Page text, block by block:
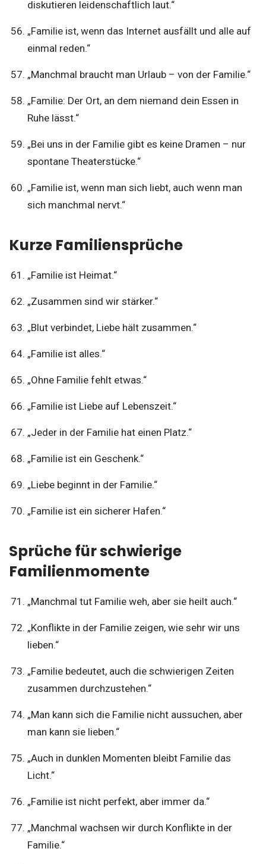
diskutieren leidenschaftlich laut.“
„Familie ist, wenn das Internet ausfällt und alle auf
einmal reden.“
„Manchmal braucht man Urlaub – von der Familie.“
„Familie: Der Ort, an dem niemand dein Essen in
Ruhe lässt.“
„Bei uns in der Familie gibt es keine Dramen – nur
spontane Theaterstücke.“
„Familie ist, wenn man sich liebt, auch wenn man
sich manchmal nervt.“
Kurze Familiensprüche
„Familie ist Heimat.“
„Zusammen sind wir stärker.“
„Blut verbindet, Liebe hält zusammen.“
„Familie ist alles.“
„Ohne Familie fehlt etwas.“
„Familie ist Liebe auf Lebenszeit.“
„Jeder in der Familie hat einen Platz.“
„Familie ist ein Geschenk.“
„Liebe beginnt in der Familie.“
„Familie ist ein sicherer Hafen.“
Sprüche für schwierige
Familienmomente
„Manchmal tut Familie weh, aber sie heilt auch.“
„Konflikte in der Familie zeigen, wie sehr wir uns
lieben.“
„Familie bedeutet, auch die schwierigen Zeiten
zusammen durchzustehen.“
„Man kann sich die Familie nicht aussuchen, aber
man kann sie lieben.“
„Auch in dunklen Momenten bleibt Familie das
Licht.“
„Familie ist nicht perfekt, aber immer da.“
„Manchmal wachsen wir durch Konflikte in der
Familie.“